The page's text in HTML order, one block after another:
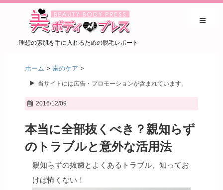
理想の素肌を手に入れるための脱毛レポート
ホーム > 歯のケア >
当サイトには広告・プロモーションが含まれています。
2016/12/09
本当に全部抜くべき？親知らず
のトラブルと意外な活用法
親知らずの抜歯とよくあるトラブル、知ってお
けば怖くない！